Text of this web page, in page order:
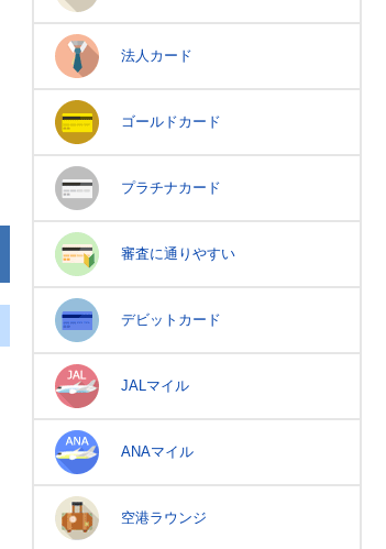
法人カード
ゴールドカード
プラチナカード
審査に通りやすい
デビットカード
JALマイル
ANAマイル
空港ラウンジ